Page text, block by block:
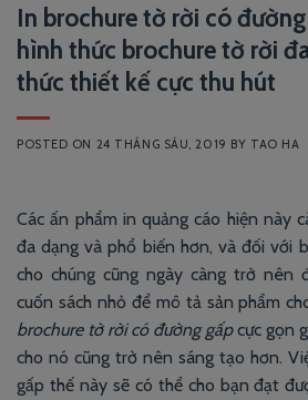
In brochure tờ rời có
hình thức brochure tờ rời
thức thiết kế cực thu hút
POSTED ON 24 THÁNG SÁU, 2019 BY TAO HA
Các ấn phẩm in quảng cáo hiện này
đa dạng và phổ biến hơn, và đối với
cho chúng cũng ngày càng trở nên
cuốn sách nhỏ để mô tả sản phẩm
brochure tờ rời có đường gấpcực gọn
cho nó cũng trở nên sáng tạo hơn.
gấp thế này sẽ có thể cho bạn đạt